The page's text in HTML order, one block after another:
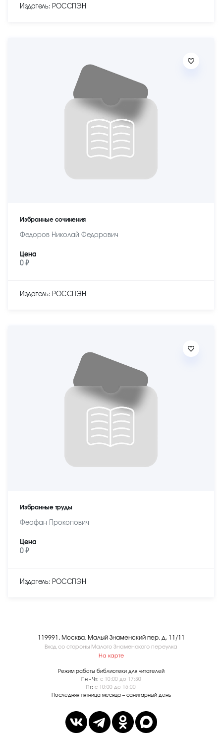
Издатель: РОССПЭН
Избранные сочинения
Федоров Николай Федорович
Цена
0 ₽
Издатель: РОССПЭН
Избранные труды
Феофан Прокопович
Цена
0 ₽
Издатель: РОССПЭН
119991, Москва, Малый Знаменский пер, д. 11/11
Вход со стороны Малого Знаменского переулка
На карте
Режим работы библиотеки для читателей
Пн - Чт: с 10:00 до 17:30
Пт: с 10:00 до 15:00
Последняя пятница месяца – санитарный день